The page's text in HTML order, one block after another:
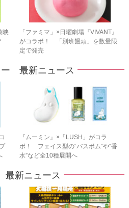
映
「ファミマ」×日曜劇場『VIVANT』
がコラボ！ 「別班饅頭」を数量限
定で発売
ー 最新ニュース
『ムーミン』×「LUSH」がコラ
ボ！ フェイス型の“バスボム”や“香
水”など全10種展開へ
新ニュース